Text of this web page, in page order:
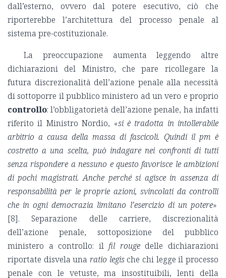
dall’esterno, ovvero dal potere esecutivo, ciò che
riporterebbe l’architettura del processo penale al
sistema pre-costituzionale.
La preoccupazione aumenta leggendo altre
dichiarazioni del Ministro, che pare ricollegare la
futura discrezionalità dell’azione penale alla necessità
di sottoporre il pubblico ministero ad un vero e proprio
controllo: l’obbligatorietà dell’azione penale, ha infatti
riferito il Ministro Nordio, «si è tradotta in intollerabile
arbitrio a causa della massa di fascicoli. Quindi il pm è
costretto a una scelta, può indagare nei confronti di tutti
senza rispondere a nessuno e questo favorisce le ambizioni
di pochi magistrati. Anche perché si agisce in assenza di
responsabilità per le proprie azioni,svincolati da controlli
che in ogni democrazia limitano l’esercizio di un potere»
[8]. Separazione delle carriere, discrezionalità
dell’azione penale, sottoposizione del pubblico
ministero a controllo: ilfil rougedelle dichiarazioni
riportate disvela una ratio legische chi legge il processo
penale con le vetuste, ma insostituibili, lenti della